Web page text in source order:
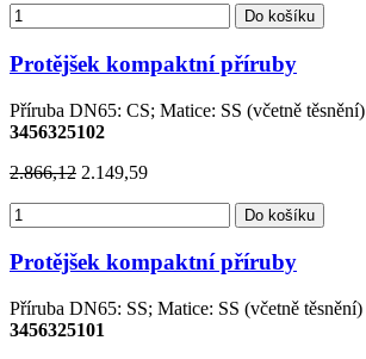
Do košíku
Protějšek kompaktní příruby
Příruba DN65: CS; Matice: SS (včetně těsnění)
3456325102
2.866,12 2.149,59
Do košíku
Protějšek kompaktní příruby
Příruba DN65: SS; Matice: SS (včetně těsnění)
3456325101